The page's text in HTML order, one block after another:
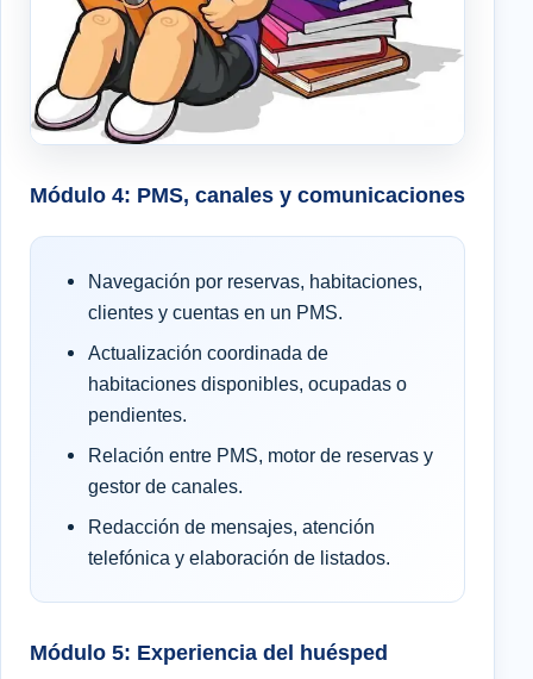
Módulo 4: PMS, canales y comunicaciones
Navegación por reservas, habitaciones,
clientes y cuentas en un PMS.
Actualización coordinada de
habitaciones disponibles, ocupadas o
pendientes.
Relación entre PMS, motor de reservas y
gestor de canales.
Redacción de mensajes, atención
telefónica y elaboración de listados.
Módulo 5: Experiencia del huésped